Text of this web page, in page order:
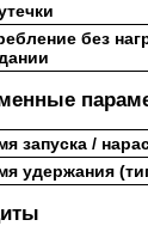
без
запуска /
удержания